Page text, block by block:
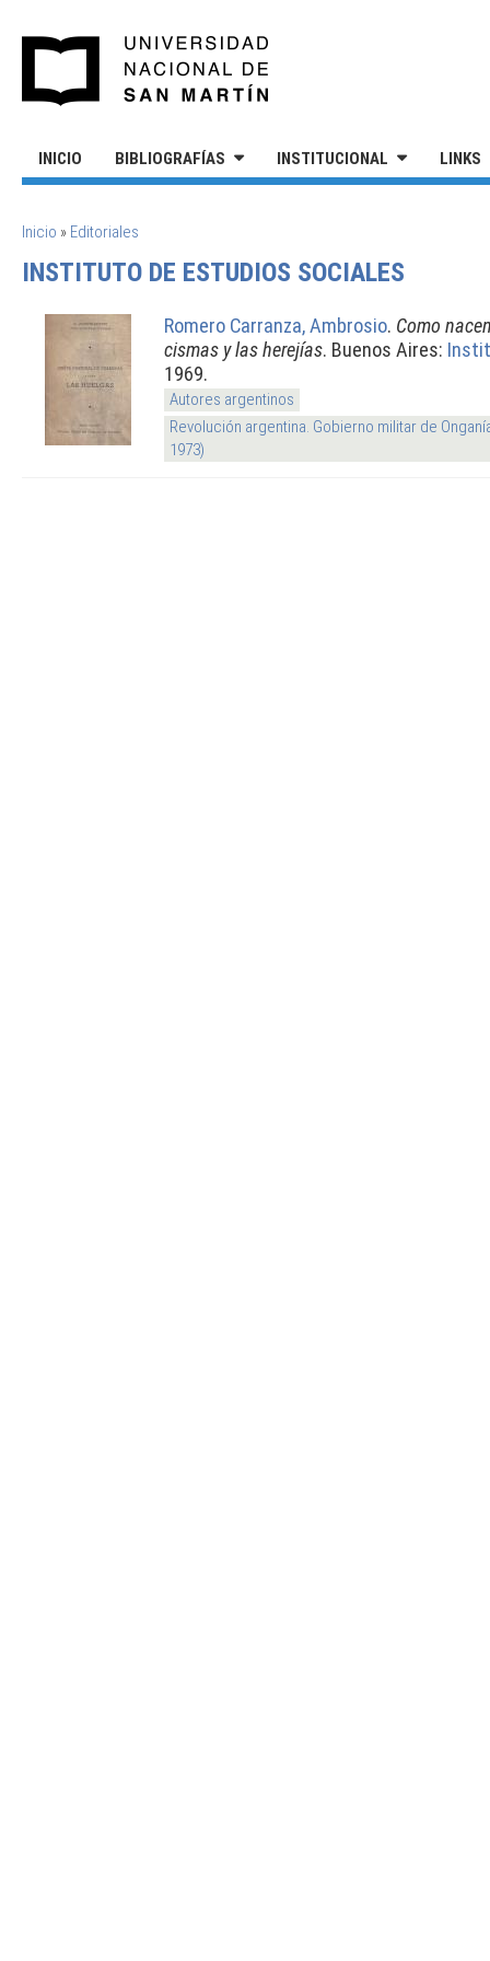
INICIO BIBLIOGRAFÍAS INSTITUCIONAL LINKS
SE ENCUENTRA USTED AQUÍ
Inicio » Editoriales
INSTITUTO DE ESTUDIOS SOCIALES
Romero Carranza, Ambrosio. Como
cismas y las herejías. Buenos Aires:
1969.
Autores argentinos
Revolución argentina. Gobierno militar de
1973)